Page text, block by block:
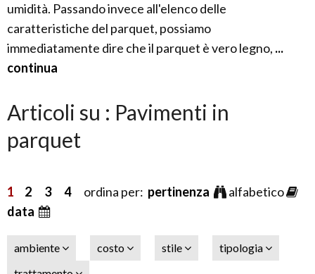
umidità. Passando invece all'elenco delle
caratteristiche del parquet, possiamo
immediatamente dire che il parquet è vero legno, ...
continua
Articoli su : Pavimenti in
parquet
1 2 3 4ordina per: pertinenza
alfabetico
data
ambiente costo stile
tipologia